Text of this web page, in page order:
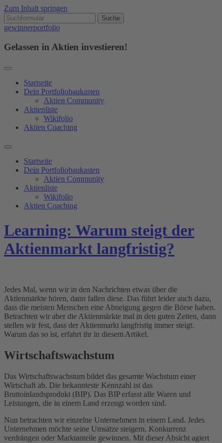
Zum Inhalt springen
gewinnerportfolio
Gelassen in Aktien investieren!
Startseite
Dein Portfoliobaukasten
Aktien Community
Aktienliste
Wikifolio
Aktien Coaching
Startseite
Dein Portfoliobaukasten
Aktien Community
Aktienliste
Wikifolio
Aktien Coaching
Learning: Warum steigt der
Aktienmarkt langfristig?
Jedes Mal, wenn wir in den Nachrichten etwas über die
Aktienmärkte hören, dann fallen diese. Das führt leider auch dazu,
dass die meisten Menschen eine Abneigung gegen die Börse haben.
Betrachten wir aber die Aktienmärkte mal in den guten Zeiten, dann
stellen wir fest, dass der Aktienmarkt langfristig immer steigt.
Warum das so ist, erfahrt ihr in diesem Artikel.
Wirtschaftswachstum
Das Wirtschaftswachstum bildet das gesamte Wachstum einer
Wirtschaft ab. Die bekannteste Kennzahl ist das
Bruttoinlandsprodukt (BIP). Das BIP erfasst alle Waren und
Leistungen, die in einem Land erzeugt worden sind.
Nun betrachten wir einzelne Unternehmen in einem Land. Jedes
Unternehmen möchte seine Umsätze steigern, Konkurrenz
verdrängen oder Marktanteile gewinnen. Mit dieser Absicht agiert